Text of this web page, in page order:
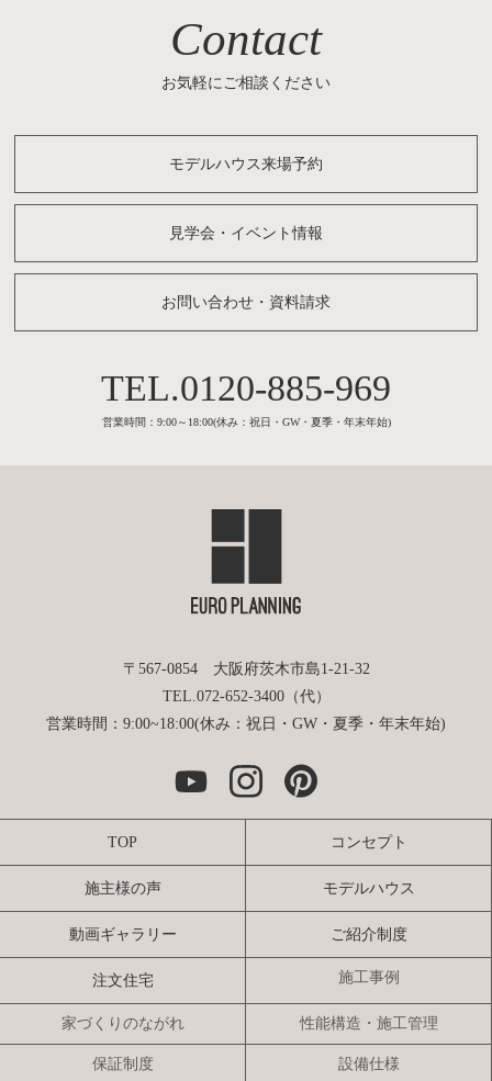
Contact
お気軽にご相談ください
モデルハウス来場予約
見学会・イベント情報
お問い合わせ・資料請求
0120-885-969
営業時間：9:00～18:00(休み：祝日・GW・夏季・年末年始)
〒567-0854 大阪府茨木市島1-21-32
TEL.072-652-3400（代）
営業時間：9:00~18:00(休み：祝日・GW・夏季・年末年始)
TOP コンセプト
施主様の声 モデルハウス
動画ギャラリー ご紹介制度
注文住宅 施工事例
家づくりのながれ 性能構造・施工管理
保証制度 設備仕様